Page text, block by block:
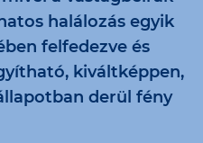
halálozás egyik
felfedezve és
kiváltképpen,
derül fény